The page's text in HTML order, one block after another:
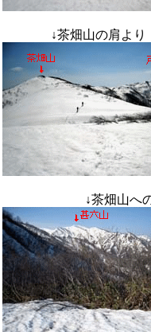
↓茶畑山の肩よ
↓茶畑山へ